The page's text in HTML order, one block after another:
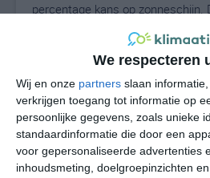
We respecteren
Wij en onze partners slaan
verkrijgen toegang tot informatie op
persoonlijke gegevens, zoals unieke
standaardinformatie die door een
voor gepersonaliseerde advertenties
inhoudsmeting, doelgroepinzichten
percentage kans op zonneschijn.
uitgebreide weersvoorspelling
25°C